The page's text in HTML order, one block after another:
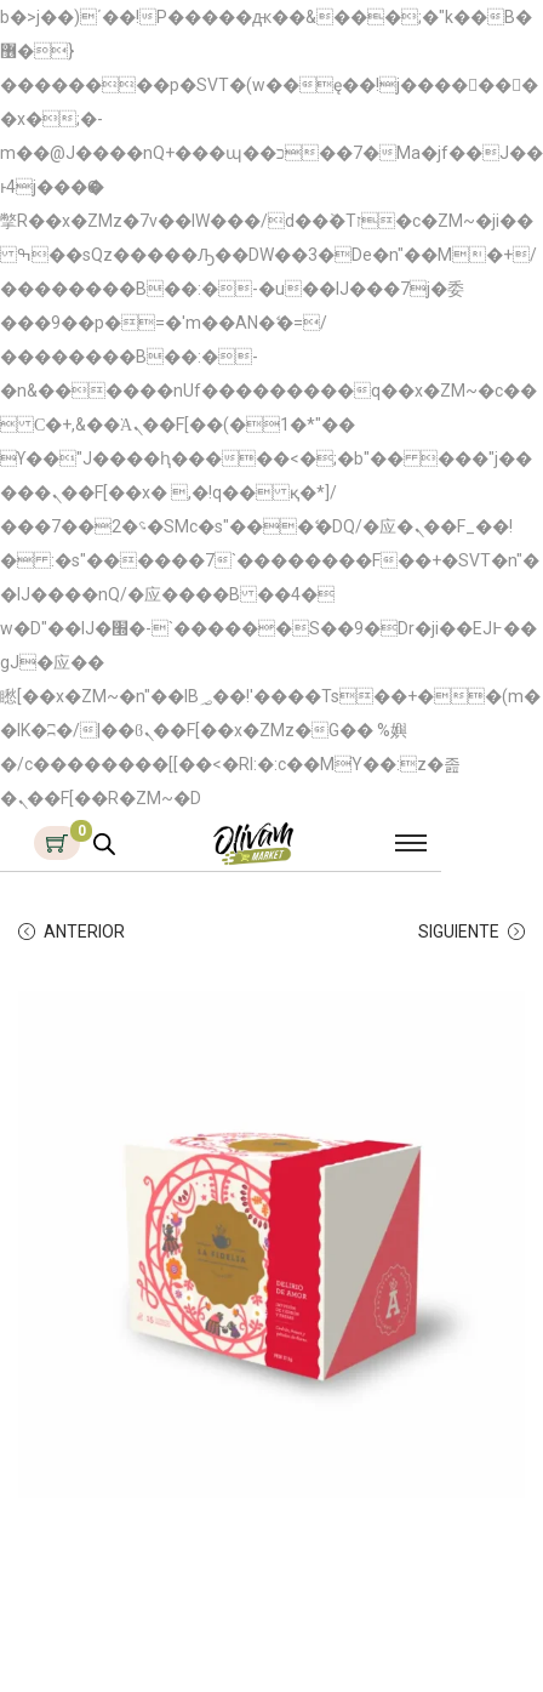
b�>j��)΄��!P�����ԫ��&���;�"k��B�
޶�}
��������p�SVT�(w��ę��!j�������
�x�;�-
m��@J����nQ+���պ��כ��7�Ma�jf��J��
ͱ4j���Ѳ�
撆R��x�ZMz�7v��IW���/d��ٞ�Тז�c�ZM~�ji��
ߒ��sQz�����Ԡ��DW��3�De�n"��M�+/
��������B��:�-�u��IJ���7j�委
���9��p�=�'m��AN�ޭ�=/
��������B��:�-
�n&������nUf���������q��x�ZM~�c��
 Ϲ�+,&��Ὰܢ��F[��(�1�*"��
ϒ��"J����ԧ�����<�;�b"�� ���"j��
���ܢ��F[��x� ,�!q�� қ�*]/
���؝�2��7�SMc�s"���ޭ�DQ/�应�ܢ��F_��!
� :�s"������7`��������F��+�SVT�n"�
�IJ����nQ/�应����B ��4�
w�D"��IJ�׭�-`������S��9�Dr�ji��EJ߅��
gJ�应��
矁[��x�ZM~�n"��IB؃��!'����Тѕ��+��(m�
�IK�ʭ�/|��ϐܢ��F[��x�ZMz�G�� %嬩
�/c��������[[��<�RI:�:c��MΎ��:z�졾
�ܢ��F[��R�ZM~�D
0
ANTERIOR SIGUIENTE